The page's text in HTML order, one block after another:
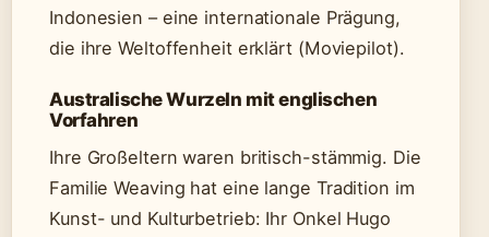
Indonesien – eine internationale Prägung,
die ihre Weltoffenheit erklärt (Moviepilot).
Australische Wurzeln mit englischen
Vorfahren
Ihre Großeltern waren britisch-stämmig. Die
Familie Weaving hat eine lange Tradition im
Kunst- und Kulturbetrieb: Ihr Onkel Hugo